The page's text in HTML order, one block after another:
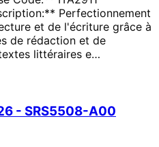
Perfectionnement
et de l'écriture grâce à
de rédaction et de
littéraires e…
- SRS5508-A00